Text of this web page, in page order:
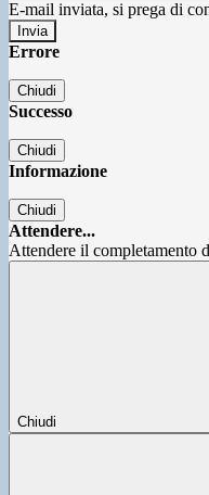
E-mail inviata, si prega di
Errore
Chiudi
Successo
Chiudi
Informazione
Chiudi
Attendere...
Attendere il completamento
Chiudi